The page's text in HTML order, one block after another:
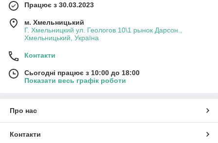
Працює з 30.03.2023
м. Хмельницький
Г. Хмельницкий ул. Геологов 10\1 рынок Дарсон.,
Хмельницький, Україна
Контакти
Сьогодні працює з 10:00 до 18:00
Показати весь графік роботи
Про нас
Контакти